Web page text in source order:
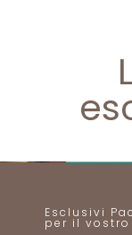
Esclusivi
per il vostro